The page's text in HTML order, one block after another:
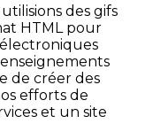
des gifs
HTML pour
de créer des
efforts de
et un site